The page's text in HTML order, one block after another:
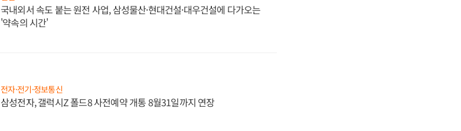
국내외서 속도 붙는 원전 사업, 삼성물산·현대건설·대우건설에 다가오는
'약속의 시간'
전자·전기·정보통신
삼성전자, 갤럭시Z 폴드8 사전예약 개통 8월31일까지 연장